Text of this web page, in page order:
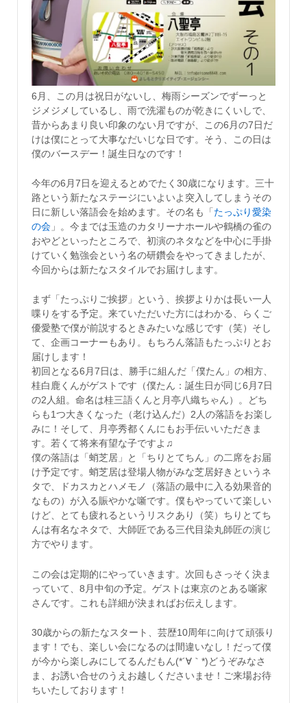
6月、この月は祝日がないし、梅雨シーズンでずーっと
ジメジメしているし、雨で洗濯ものが乾きにくいしで、
昔からあまり良い印象のない月ですが、この6月の7日だ
けは僕にとって大事なだいじな日です。そう、この日は
僕のバースデー！誕生日なのです！
今年の6月7日を迎えるとめでたく30歳になります。三十
路という新たなステージにいよいよ突入してしまうその
日に新しい落語会を始めます。その名も「 たっぷり愛染
の会 」。今までは玉造のカタリーナホールや鶴橋の雀の
おやどといったところで、初演のネタなどを中心に手掛
けていく勉強会という名の研鑽会をやってきましたが、
今回からは新たなスタイルでお届けします。
まず「たっぷりご挨拶」という、挨拶よりかは長い一人
喋りをする予定。来ていただいた方にはわかる、らくご
優愛塾で僕が前説するときみたいな感じです（笑）そし
て、企画コーナーもあり。もちろん落語もたっぷりとお
届けします！
初回となる6月7日は、勝手に組んだ「僕たん」の相方、
桂白鹿くんがゲストです（僕たん：誕生日が同じ6月7日
の2人組。命名は桂三語くんと月亭八織ちゃん）。どち
らも1つ大きくなった（老け込んだ）2人の落語をお楽し
みに！そして、月亭秀都くんにもお手伝いいただきま
す。若くて将来有望な子ですよ♫
僕の落語は「蛸芝居」と「ちりとてちん」の二席をお届
け予定です。蛸芝居は登場人物がみな芝居好きというネ
タで、ドカスカとハメモノ（落語の最中に入る効果音的
なもの）が入る賑やかな噺です。僕もやっていて楽しい
けど、とても疲れるというリスクあり（笑）ちりとてち
んは有名なネタで、大師匠である三代目染丸師匠の演じ
方でやります。
この会は定期的にやっていきます。次回もさっそく決ま
っていて、8月中旬の予定。ゲストは東京のとある噺家
さんです。これも詳細が決まればお伝えします。
30歳からの新たなスタート、芸歴10周年に向けて頑張り
ます！でも、楽しい会になるのは間違いなし！だって僕
が今から楽しみにしてるんだもん(*´∀｀*)どうぞみなさ
ま、お誘い合せのうえお越しくださいませ！ご来場お待
ちいたしております！